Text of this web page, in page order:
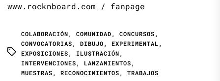
www.rocknboard.com / fanpage
COLABORACIÓN, COMUNIDAD, CONCURSOS,
CONVOCATORIAS, DIBUJO, EXPERIMENTAL,
EXPOSICIONES, ILUSTRACIÓN,
INTERVENCIONES, LANZAMIENTOS,
MUESTRAS, RECONOCIMIENTOS, TRABAJOS